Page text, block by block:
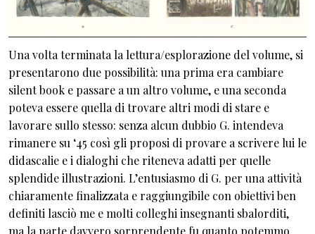
Una volta terminata la lettura/esplorazione del volume, si
presentarono due possibilità: una prima era cambiare
silent book e passare a un altro volume, e una seconda
poteva essere quella di trovare altri modi di stare e
lavorare sullo stesso: senza alcun dubbio G. intendeva
rimanere su ‘45 così gli proposi di provare a scrivere lui le
didascalie e i dialoghi che riteneva adatti per quelle
splendide illustrazioni. L’entusiasmo di G. per una attività
chiaramente finalizzata e raggiungibile con obiettivi ben
definiti lasciò me e molti colleghi insegnanti sbalorditi,
ma la parte davvero sorprendente fu quanto potemmo